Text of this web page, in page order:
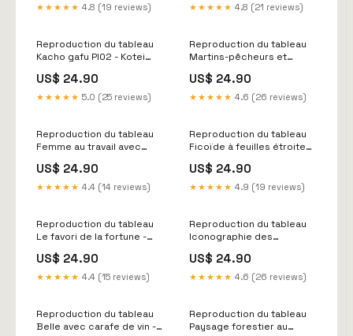
★★★★★ 4.8 (19 reviews) ★★★★★ 4.8 (21 reviews)
Reproduction du tableau
Kacho gafu Pl02 - Kotei
US$ 24.90
★★★★★ 5.0 (25 reviews)
Reproduction du tableau
Martins-pêcheurs et
Copenhague
US$ 24.90
★★★★★ 4.6 (26 reviews)
Reproduction du tableau
Femme au travail avec
4 par 5
US$ 24.90
★★★★★ 4.4 (14 reviews)
Reproduction du tableau
Ficoïde à feuilles étroites
Vincentsz van der Vinne
Copenhague
US$ 24.90
★★★★★ 4.9 (19 reviews)
Reproduction du tableau
Le favori de la fortune -
Reste Suede
US$ 24.90
★★★★★ 4.4 (15 reviews)
Reproduction du tableau
Iconographie des
Gabriel Charles Parde
Reste Espagne
US$ 24.90
★★★★★ 4.6 (26 reviews)
Reproduction du tableau
Belle avec carafe de vin -
Reproduction du tableau
Paysage forestier au